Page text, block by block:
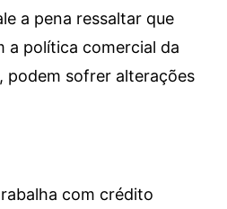
a pena ressaltar que
a política comercial da
podem sofrer alterações
com crédito